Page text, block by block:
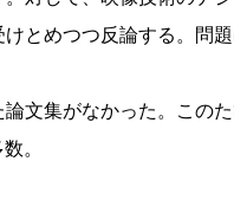
とめつつ反論する。問
文集がなかった。このた
。